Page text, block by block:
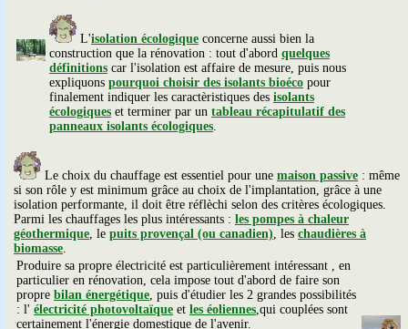
L'isolation écologique concerne aussi bien la
construction que la rénovation : tout d'abord quelques
définitions car l'isolation est affaire de mesure, puis nous
expliquons pourquoi choisir des isolants bioéco pour
finalement indiquer les caractèristiques des isolants
écologiques et terminer par un tableau récapitulatif des
panneaux isolants écologiques
Le choix du chauffage est essentiel pour une maison passive : même
si son rôle y est minimum grâce au choix de l'implantation, grâce à une
isolation performante, il doit être réflèchi selon des critères écologiques.
Parmi les chauffages les plus intéressants : les pompes à chaleur
géothermique , le puits provençal (ou canadien) , les chaudières à
biomasse
Produire sa propre électricité est particulièrement intéressant , en
particulier en rénovation, cela impose tout d'abord de faire son
propre bilan énergétique , puis d'étudier les 2 grandes possibilités
: l' électricité photovoltaïque et les éoliennes ,qui couplées sont
certainement l'énergie domestique de l'avenir.